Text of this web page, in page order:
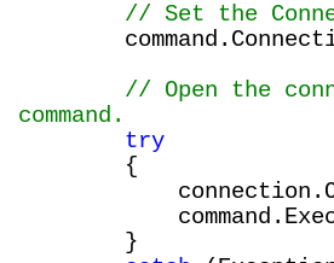
// Set the
// Open the
command.
try
{
}